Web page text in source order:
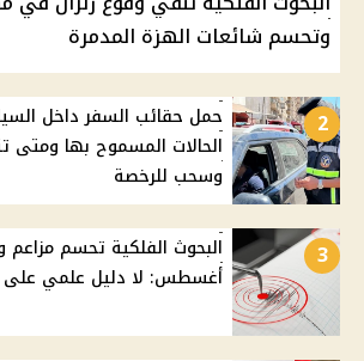
وتحسم شائعات الهزة المدمرة
2
حمل حقائب السفر داخل
الحالات المسموح بها ومتى
وسحب للرخصة
3
أغسطس: لا دليل علمي على